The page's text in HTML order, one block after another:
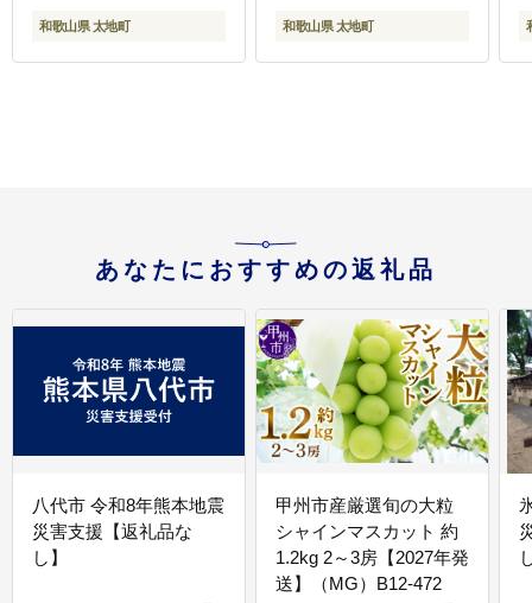
届け日指定不可）
和歌山県 太地町 和歌山県 太地町
あなたにおすすめの返礼品
八代市 令和8年熊本地震
災害支援【返礼品な
し】
甲州市産厳選旬の大粒
シャインマスカット 約
1.2kg 2～3房【2027年発
送】（MG）B12-472